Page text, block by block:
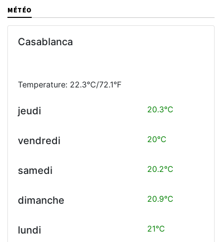
MÉTÉO
Casablanca
Temperature: 22.3°C/72.1°F
jeudi 20.3°C
vendredi 20°C
samedi 20.2°C
dimanche 20.9°C
lundi 21°C